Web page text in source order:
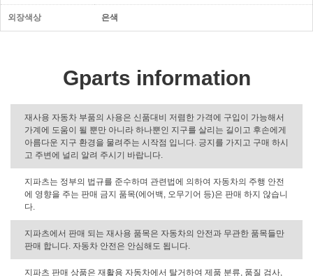
외장색상 은색
Gparts information
재사용 자동차 부품의 사용은 신품대비 저렴한 가격에 구입이 가능해서
가계에 도움이 될 뿐만 아니라 하나뿐인 지구를 살리는 길이고 후손에게
아름다운 지구 환경을 물려주는 시작점 입니다. 긍지를 가지고 구매 하시
고 주변에 널리 알려 주시기 바랍니다.
지파츠는 정부의 법규를 준수하며 관련법에 의하여 자동차의 주행 안전
에 영향을 주는 판매 금지 품목(에어백, 오무기어 등)은 판매 하지 않습니
다.
지파츠에서 판매 되는 재사용 품목은 자동차의 안전과 무관한 품목들만
판매 합니다. 자동차 안전은 안심해도 됩니다.
지파츠 판매 상품은 재활용 자동차에서 탈거하여 제품 분류, 품질 검사,